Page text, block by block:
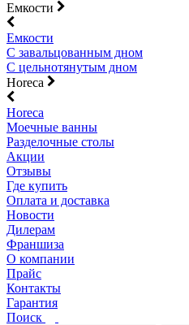
Емкости
Емкости
С завальцованным дном
С цельнотянутым дном
Horeca
Horeca
Моечные ванны
Разделочные столы
Акции
Отзывы
Где купить
Оплата и доставка
Новости
Дилерам
Франшиза
О компании
Прайс
Контакты
Гарантия
Поиск